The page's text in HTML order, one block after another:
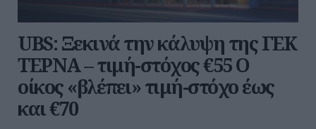
UBS: Ξεκινά την κάλυψη της ΓΕΚ
ΤΕΡΝΑ – τιμή-στόχος €55 Ο
οίκος «βλέπει» τιμή-στόχο έως
και €70